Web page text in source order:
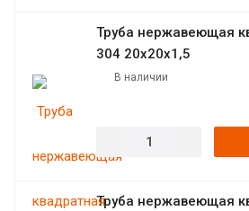
Труба нержавеющая
304 20х20х1,5
В наличии
Труба нержавеющая